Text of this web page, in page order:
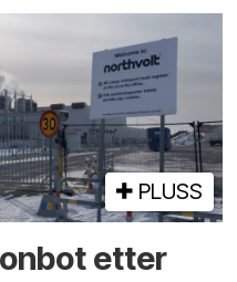
PLUSS
etter